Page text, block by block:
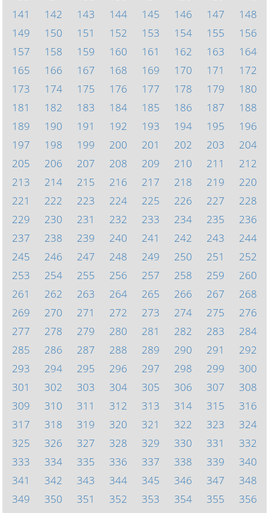
141
142 143 144 145 146 147
148
149
150 151 152 153 154 155
156
157
158 159 160 161 162 163
164
165
166 167 168 169 170 171
172
173
174 175 176 177 178 179
180
181
182 183 184 185 186 187
188
189
190 191 192 193 194 195
196
197
198 199 200 201 202 203
204
205
206 207 208 209 210 211
212
213
214 215 216 217 218 219
220
221
222 223 224 225 226 227
228
229
230 231 232 233 234 235
236
237
238 239 240 241 242 243
244
245
246 247 248 249 250 251
252
253
254 255 256 257 258 259
260
261
262 263 264 265 266 267
268
269
270 271 272 273 274 275
276
277
278 279 280 281 282 283
284
285
286 287 288 289 290 291
292
293
294 295 296 297 298 299
300
301
302 303 304 305 306 307
308
309
310 311 312 313 314 315
316
317
318 319 320 321 322 323
324
325
326 327 328 329 330 331
332
333
334 335 336 337 338 339
340
341
342 343 344 345 346 347
348
349
350 351 352 353 354 355
356